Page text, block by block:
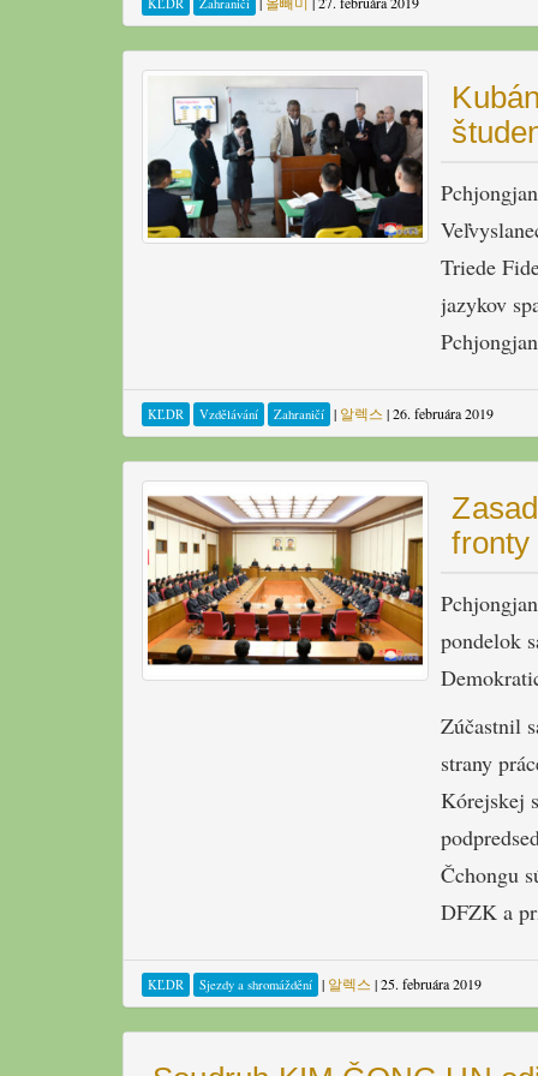
Triede
jazykov
KĽDR Vzdělávání Zahraničí | 알렉스 |26. februára 2019
fronty
pondelok
Zúčastnil
strany
Kórejskej
Čchongu
DFZK a
KĽDR Sjezdy a shromáždění | 알렉스 |25. februára 2019